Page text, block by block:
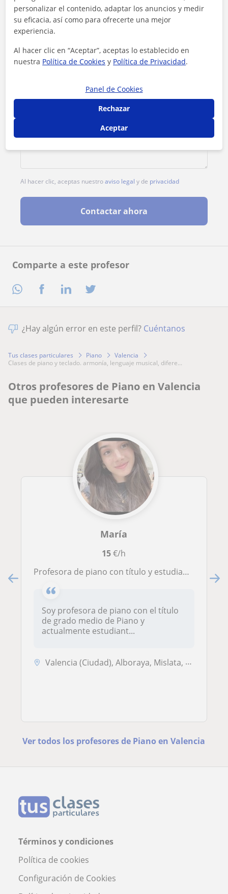
Comparte a este profesor
1ª clase gratis
Al hacer clic, aceptas nuestroaviso legal y de privacidad
Contactar ahora
¿Hay algún error en este perfil? Cuéntanos
Tus clases particulares Piano
Valencia
clases de piano y teclado. armonía, lenguaje musical, difere...
Otros profesores de Piano en Valencia
que pueden interesarte
María
15€/h
Profesora de piano con título y estudiante de ciencias.
Soy profesora de piano con el título
de grado medio de Piano y
actualmente estudiant...
Valencia (Ciudad), Alboraya, Mislata, Tavernes Blanques
Ver todos los profesores de Piano en Valencia
Términos y condiciones
Política de cookies
Configuración de Cookies
personalizar el contenido, adaptar los anuncios y medir
su eficacia, así como para ofrecerte una mejor
experiencia.
Al hacer clic en “Aceptar”, aceptas lo establecido en
nuestra Política de Cookies y Política de Privacidad.
Panel de Cookies
Rechazar
Aceptar